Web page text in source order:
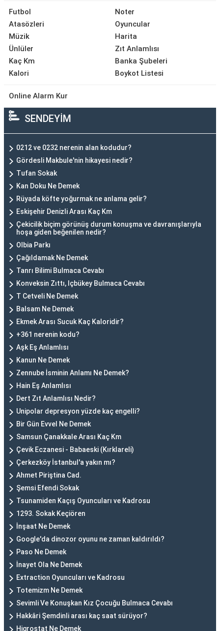
Futbol
Atasözleri
Müzik
Ünlüler
Kaç Km
Kalori
Noter
Oyuncular
Harita
Zıt Anlamlısı
Banka Şubeleri
Boykot Listesi
Online Alarm Kur
SENDEYİM
0212 ve 0232 nerenin alan kodudur?
Gördesli Makbule'nin hikayesi nedir?
Tufan Sokak
Kan Doku Ne Demek
Rüyada köfte yoğurmak ne anlama gelir?
Eskişehir Denizli Arası Kaç Km
Çekicilik biçim görünüş durum konuşma ve davranışlarıyla
hoşa giden beğenilen nedir?
Olbia Parkı
Çağıldamak Ne Demek
Tanrı Bilimi Bulmaca Cevabı
Konveksin Zıttı, Içbükey Bulmaca Cevabı
T Cetveli Ne Demek
Balsam Ne Demek
Ekmek Arası Sucuk Kaç Kaloridir?
+361 nerenin kodu?
Aşk Eş Anlamlısı
Kanun Ne Demek
Zennube İsminin Anlamı Ne Demek?
Hain Eş Anlamlısı
Dert Zıt Anlamlısı Nedir?
Unipolar depresyon yüzde kaç engelli?
Bir Gün Evvel Ne Demek
Samsun Çanakkale Arası Kaç Km
Çevik Eczanesi - Babaeski (Kırklareli)
Çerkezköy İstanbul'a yakın mı?
Ahmet Piriştina Cad.
Şemsi Efendi Sokak
Tsunamiden Kaçış Oyuncuları ve Kadrosu
1293. Sokak Keçiören
İnşaat Ne Demek
Google'da dinozor oyunu ne zaman kaldırıldı?
Paso Ne Demek
İnayet Ola Ne Demek
Extraction Oyuncuları ve Kadrosu
Totemizm Ne Demek
Sevimli Ve Konuşkan Kız Çocuğu Bulmaca Cevabı
Hakkâri Şemdinli arası kaç saat sürüyor?
Higrostat Ne Demek